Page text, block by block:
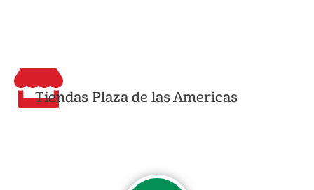
Tiendas Plaza de las Americas